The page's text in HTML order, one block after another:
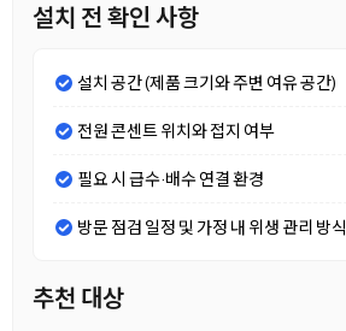
설치 전 확인 사항
설치 공간 (제품 크기와 주변 여유 공간)
전원 콘센트 위치와 접지 여부
필요 시 급수·배수 연결 환경
방문 점검 일정 및 가정 내 위생 관리 방식
추천 대상